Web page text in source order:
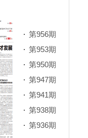
第956期
第953期
第950期
第947期
第941期
第938期
第936期